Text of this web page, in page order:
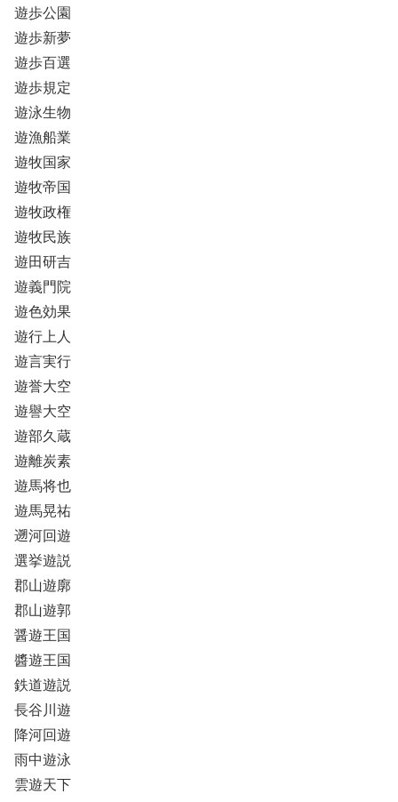
遊歩公園
遊歩新夢
遊歩百選
遊歩規定
遊泳生物
遊漁船業
遊牧国家
遊牧帝国
遊牧政権
遊牧民族
遊田研吉
遊義門院
遊色効果
遊行上人
遊言実行
遊誉大空
遊譽大空
遊部久蔵
遊離炭素
遊馬将也
遊馬晃祐
遡河回遊
選挙遊説
郡山遊廓
郡山遊郭
醤遊王国
醬遊王国
鉄道遊説
長谷川遊
降河回遊
雨中遊泳
雲遊天下